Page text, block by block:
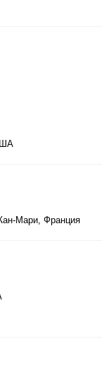
Мари, Франция